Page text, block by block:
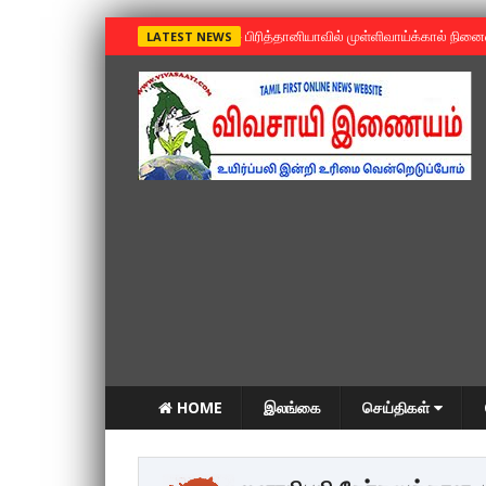
LATEST NEWS »பிரித்தானியாவில் முள்ளிவாய்க்கால்
HOME இலங்கை செய்திகள்